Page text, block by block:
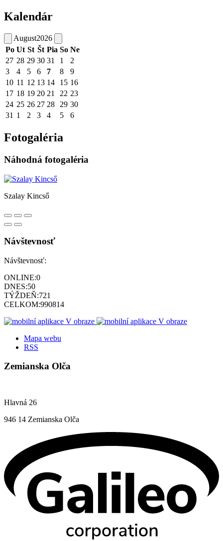
Kalendár
August2026
Po Ut St Št Pia So Ne
27 28 29 30 31 1
2
3
4 5 6 7 8
9
10 11 12 13 14 15 16
17 18 19 20 21 22 23
24 25 26 27 28 29 30
31 1 2 3 4 5 6
Fotogaléria
Náhodná fotogaléria
Szalay Kincső
Návštevnosť
Návštevnosť:
ONLINE:0
DNES:50
TÝŽDEŇ:721
CELKOM:990814
Mapa webu
RSS
Zemianska Olča
Hlavná 26
946 14 Zemianska Olča